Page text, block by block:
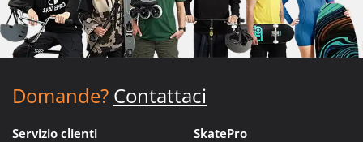
Domande? Contattaci
Servizio clienti SkatePro